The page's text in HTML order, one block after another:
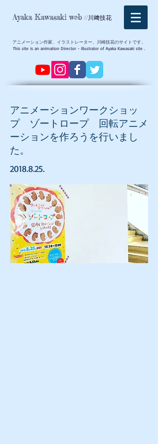
Ayaka Kawasaki web //川﨑技花
アニメーション作家、イラストレーター、川崎技花のサイトです。
This site is an animation Director - illustrator of Ayaka Kawasaki site .
アニメーションワークショッ
プ ゾートロープ 回転アニメ
ーションを作ろうを行いまし
た。
2018.8.25.